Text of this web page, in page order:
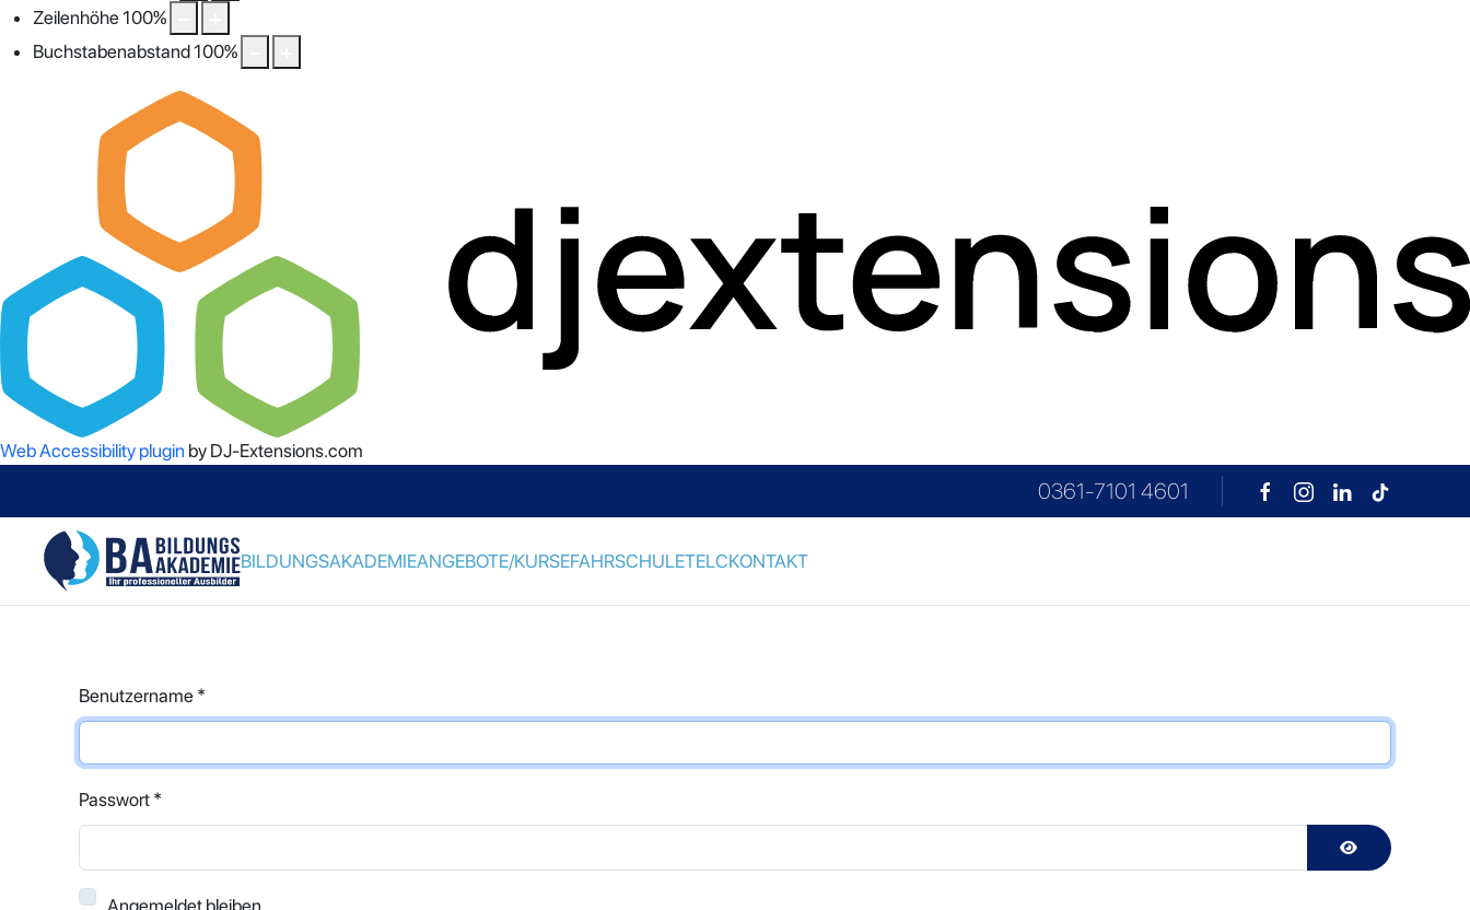
Zeilenhöhe100%
Buchstabenabstand100%
Web Accessibility plugin by DJ-Extensions.com
0361-7101 4601
BILDUNGSAKADEMIEANGEBOTE/KURSEFAHRSCHULETELCKONTAKT
Benutzername *
Passwort *
Angemeldet bleiben